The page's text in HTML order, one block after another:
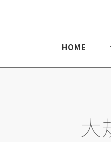
HOME
大